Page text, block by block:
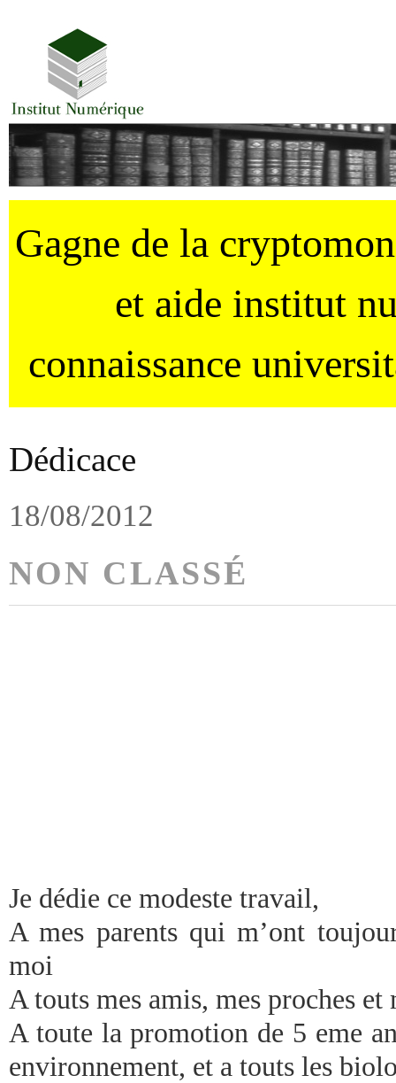
Gagne de la
et aide institut
connaissance
Dédicace
18/08/2012
NON CLASSÉ
Je dédie ce modeste travail,
A mes parents qui m’ont
moi
A touts mes amis, mes proches et
A toute la promotion de 5 eme
environnement, et a touts les